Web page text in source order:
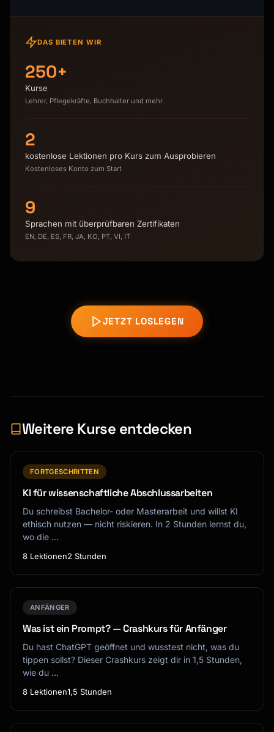
DAS BIETEN WIR
250+
Kurse
Lehrer, Pflegekräfte, Buchhalter und mehr
2
kostenlose Lektionen pro Kurs zum Ausprobieren
Kostenloses Konto zum Start
9
Sprachen mit überprüfbaren Zertifikaten
EN, DE, ES, FR, JA, KO, PT, VI, IT
JETZT LOSLEGEN
Weitere Kurse entdecken
FORTGESCHRITTEN
KI für wissenschaftliche Abschlussarbeiten
Du schreibst Bachelor- oder Masterarbeit und willst KI
ethisch nutzen — nicht riskieren. In 2 Stunden lernst du,
wo die …
8 Lektionen2 Stunden
ANFÄNGER
Was ist ein Prompt? — Crashkurs für Anfänger
Du hast ChatGPT geöffnet und wusstest nicht, was du
tippen sollst? Dieser Crashkurs zeigt dir in 1,5 Stunden,
wie du …
8 Lektionen1,5 Stunden